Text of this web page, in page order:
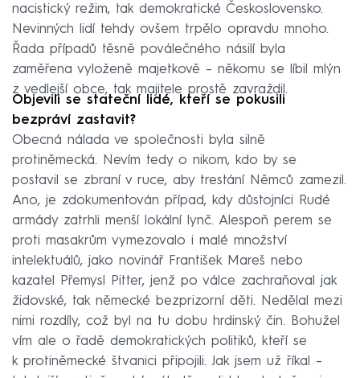
nacistický režim, tak demokratické Československo.
Nevinných lidí tehdy ovšem trpělo opravdu mnoho.
Řada případů těsně poválečného násilí byla
zaměřena vyloženě majetkově – někomu se líbil mlýn
z vedlejší obce, tak majitele prostě zavraždil.
Objevili se stateční lidé, kteří se pokusili
bezpráví zastavit?
Obecná nálada ve společnosti byla silně
protiněmecká. Nevím tedy o nikom, kdo by se
postavil se zbraní v ruce, aby trestání Němců zamezil.
Ano, je zdokumentován případ, kdy důstojníci Rudé
armády zatrhli menší lokální lynč. Alespoň perem se
proti masakrům vymezovalo i malé množství
intelektuálů, jako novinář František Mareš nebo
kazatel Přemysl Pitter, jenž po válce zachraňoval jak
židovské, tak německé bezprizorní děti. Nedělal mezi
nimi rozdíly, což byl na tu dobu hrdinský čin. Bohužel
vím ale o řadě demokratických politiků, kteří se
k protiněmecké štvanici připojili. Jak jsem už říkal –